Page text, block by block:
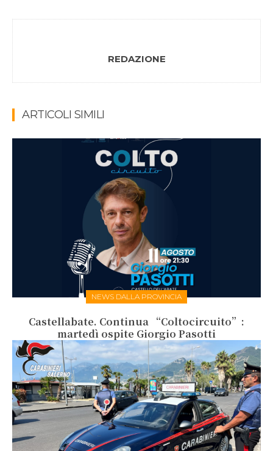
REDAZIONE
ARTICOLI SIMILI
NEWS DALLA PROVINCIA
Castellabate. Continua “Coltocircuito”:
martedì ospite Giorgio Pasotti